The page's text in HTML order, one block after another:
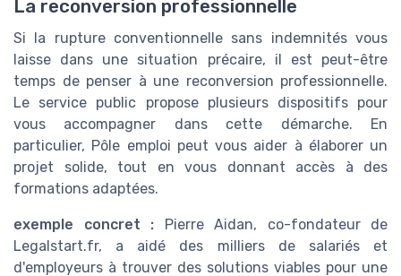
La reconversion professionnelle
Si la rupture conventionnelle sans indemnités vous
laisse dans une situation précaire, il est peut-être
temps de penser à une reconversion professionnelle.
Le service public propose plusieurs dispositifs pour
vous accompagner dans cette démarche. En
particulier, Pôle emploi peut vous aider à élaborer un
projet solide, tout en vous donnant accès à des
formations adaptées.
exemple concret : Pierre Aidan, co-fondateur de
Legalstart.fr, a aidé des milliers de salariés et
d'employeurs à trouver des solutions viables pour une